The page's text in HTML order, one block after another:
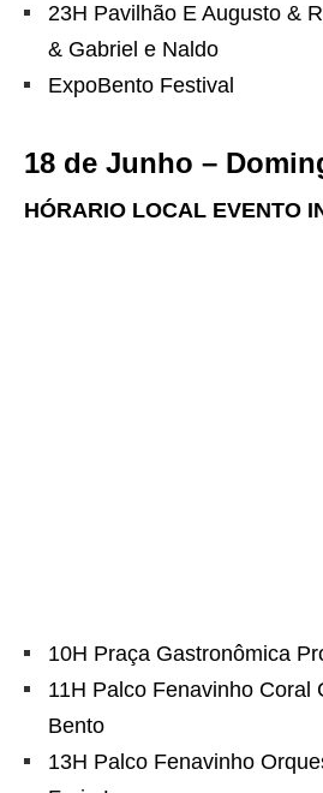
23H Pavilhão E Augusto &
& Gabriel e Naldo
ExpoBento Festival
18 de Junho –
HÓRARIO LOCAL EVENTO
10H Praça Gastronômica
11H Palco Fenavinho Coral
Bento
13H Palco Fenavinho